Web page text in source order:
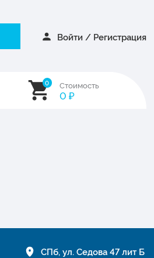
Войти / Регистрация
0 Стоимость
0 ₽
СПб, ул. Седова 47 лит Б